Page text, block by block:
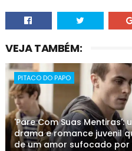
VEJA TAMBÉM:
PITACO DO PAPO
'Pare Com Suas Mentiras':
drama e romance juvenil
de um amor sufocado por